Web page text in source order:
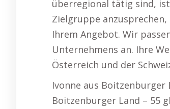
überregional tätig sind,
Zielgruppe
Ihrem Angebot. Wir
Unternehmens an. Ihre
Österreich und der
Ivonne aus
Boitzenburger Land – 55